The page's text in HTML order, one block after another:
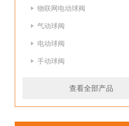
物联网电动球阀
气动球阀
电动球阀
手动球阀
查看全部产品